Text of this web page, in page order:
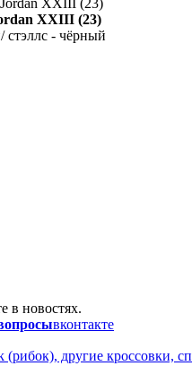
XXIII (23)
стэллс - чёрный
в новостях.
вконтакте